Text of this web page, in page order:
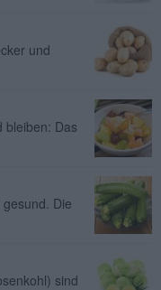
und
bleiben: Das
Die
sind